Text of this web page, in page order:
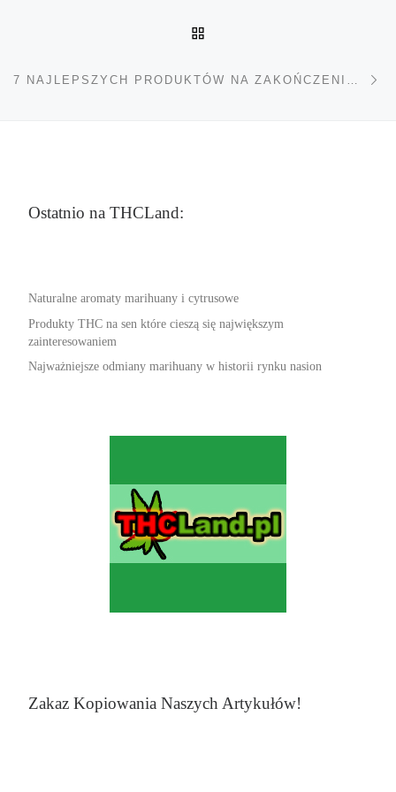
Ostatnio na THCLand:
Naturalne aromaty marihuany i cytrusowe
Produkty THC na sen które cieszą się największym
zainteresowaniem
Najważniejsze odmiany marihuany w historii rynku nasion
Zakaz Kopiowania Naszych Artykułów!